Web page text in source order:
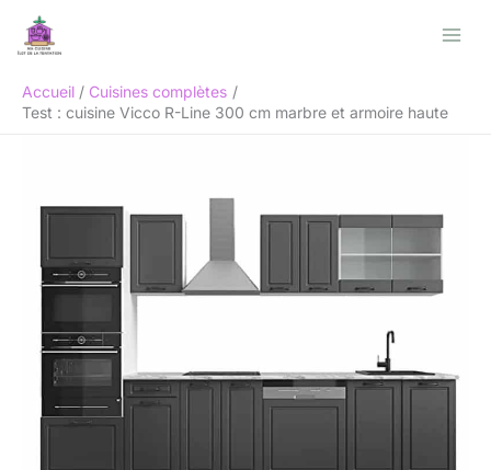
Accueil
Cuisines complètes
Test : cuisine Vicco R-Line 300 cm marbre et armoire haute
Rechercher